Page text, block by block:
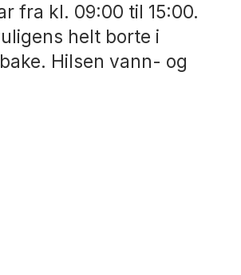
fra kl. 09:00 til 15:00.
helt borte i
Hilsen vann- og